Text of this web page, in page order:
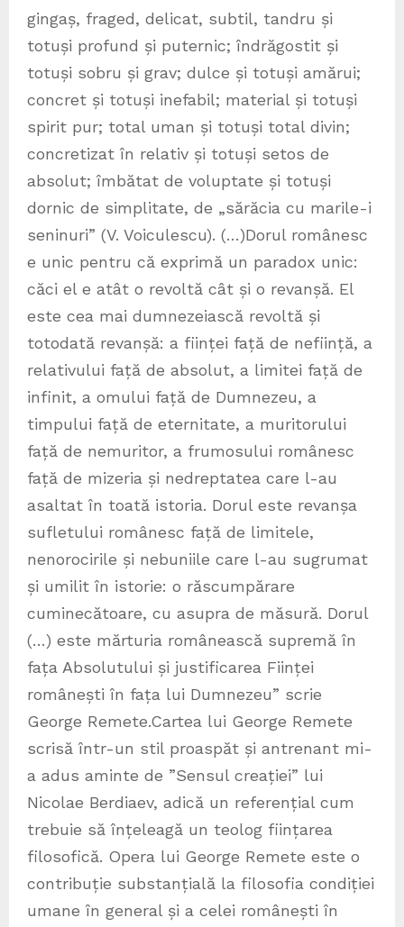
gingaș, fraged, delicat, subtil, tandru și
totuși profund și puternic; îndrăgostit și
totuși sobru și grav; dulce și totuși amărui;
concret și totuși inefabil; material și totuși
spirit pur; total uman și totuși total divin;
concretizat în relativ și totuși setos de
absolut; îmbătat de voluptate și totuși
dornic de simplitate, de „sărăcia cu marile-i
seninuri” (V. Voiculescu). (…)Dorul românesc
e unic pentru că exprimă un paradox unic:
căci el e atât o revoltă cât și o revanșă. El
este cea mai dumnezeiască revoltă și
totodată revanșă: a ființei față de neființă, a
relativului față de absolut, a limitei față de
infinit, a omului față de Dumnezeu, a
timpului față de eternitate, a muritorului
față de nemuritor, a frumosului românesc
față de mizeria și nedreptatea care l-au
asaltat în toată istoria. Dorul este revanșa
sufletului românesc față de limitele,
nenorocirile și nebuniile care l-au sugrumat
și umilit în istorie: o răscumpărare
cuminecătoare, cu asupra de măsură. Dorul
(…) este mărturia românească supremă în
fața Absolutului și justificarea Ființei
românești în fața lui Dumnezeu” scrie
George Remete.Cartea lui George Remete
scrisă într-un stil proaspăt și antrenant mi-
a adus aminte de ”Sensul creației” lui
Nicolae Berdiaev, adică un referențial cum
trebuie să înțeleagă un teolog ființarea
filosofică. Opera lui George Remete este o
contribuție substanțială la filosofia condiției
umane în general și a celei românești în